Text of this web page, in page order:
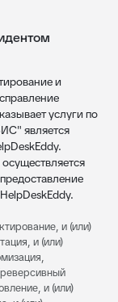
и
услуги по
является
и (или)
и (или)
и (или)